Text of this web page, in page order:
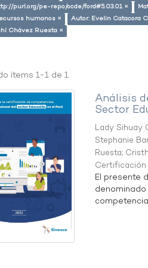
purl.org/pe-repo/ocde/ford#5.03.01 ×
humanos ×
Autor: Evelin Catacora
Chávez Ruesta ×
ítems 1-1 de 1
Análisis
Sector
Lady Sihuay
Stephanie
Ruesta;
Certificación
El presente
denominado